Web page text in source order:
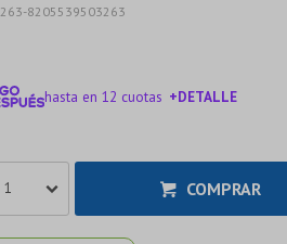
8205539503263
hasta en 12 cuotas +DETALLE
1 COMPRAR